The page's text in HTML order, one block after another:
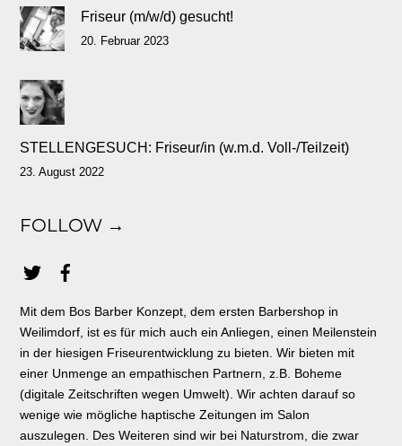
Friseur (m/w/d) gesucht!
20. Februar 2023
STELLENGESUCH: Friseur/in (w.m.d. Voll-/Teilzeit)
23. August 2022
FOLLOW →
Mit dem Bos Barber Konzept, dem ersten Barbershop in
Weilimdorf, ist es für mich auch ein Anliegen, einen Meilenstein
in der hiesigen Friseurentwicklung zu bieten. Wir bieten mit
einer Unmenge an empathischen Partnern, z.B. Boheme
(digitale Zeitschriften wegen Umwelt). Wir achten darauf so
wenige wie mögliche haptische Zeitungen im Salon
auszulegen. Des Weiteren sind wir bei Naturstrom, die zwar